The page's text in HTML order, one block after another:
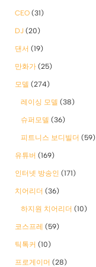
CEO (31)
DJ (20)
댄서 (19)
만화가 (25)
모델 (274)
레이싱 모델 (38)
슈퍼모델 (36)
피트니스 보디빌더 (59)
유튜버 (169)
인터넷 방송인 (171)
치어리더 (36)
하지원 치어리더 (10)
코스프레 (59)
틱톡커 (10)
프로게이머 (28)